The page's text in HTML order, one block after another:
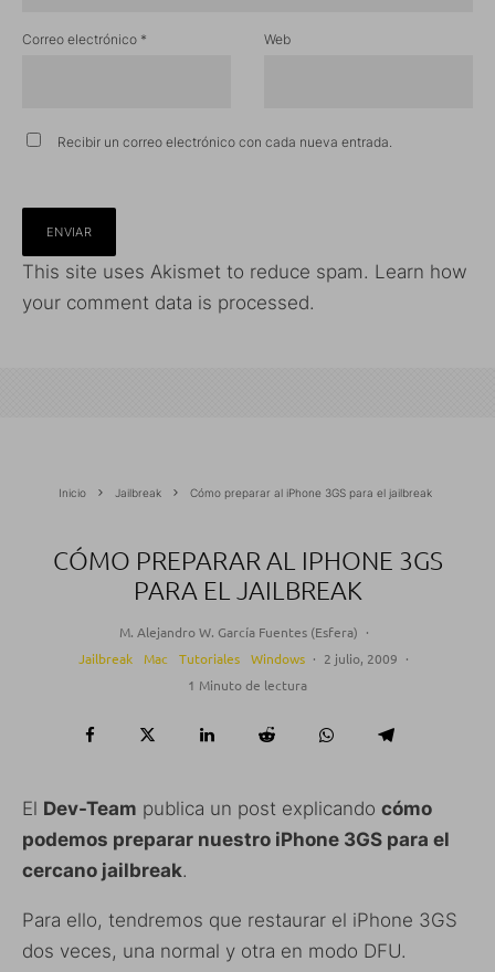
Correo electrónico * Web
Recibir un correo electrónico con cada nueva entrada.
This site uses Akismet to reduce spam. Learn how
your comment data is processed.
Inicio Jailbreak Cómo preparar al iPhone 3GS para el jailbreak
CÓMO PREPARAR AL IPHONE 3GS
PARA EL JAILBREAK
M. Alejandro W. García Fuentes (Esfera) ·
Jailbreak
Mac Tutoriales Windows · 2 julio, 2009 ·
1 Minuto de lectura
El Dev-Team publica un post explicando cómo
podemos preparar nuestro iPhone 3GS para el
cercano jailbreak.
Para ello, tendremos que restaurar el iPhone 3GS
dos veces, una normal y otra en modo DFU.